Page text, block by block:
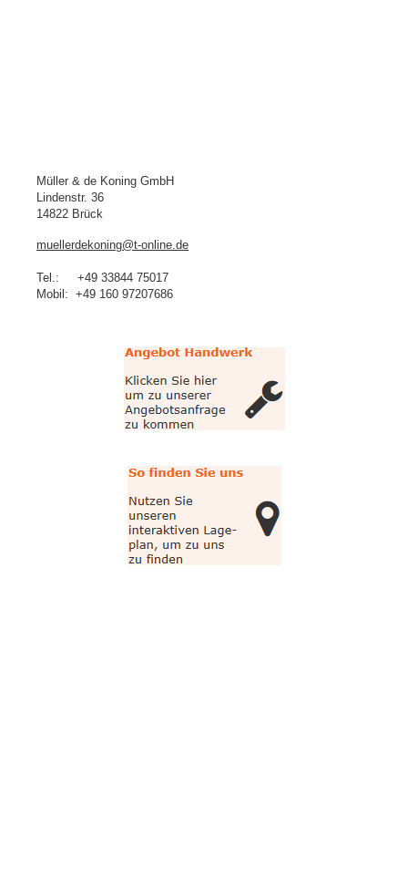
Müller & de Koning GmbH
Lindenstr. 36
14822 Brück
muellerdekoning@t-online.de
Tel.: +49 33844 75017
Mobil: +49 160 97207686